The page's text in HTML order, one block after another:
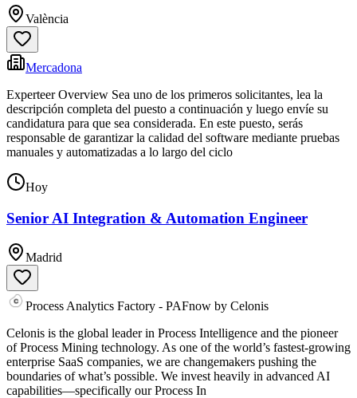
València
Mercadona
Experteer Overview Sea uno de los primeros solicitantes, lea la
descripción completa del puesto a continuación y luego envíe su
candidatura para que sea considerada. En este puesto, serás
responsable de garantizar la calidad del software mediante pruebas
manuales y automatizadas a lo largo del ciclo
Hoy
Senior AI Integration & Automation Engineer
Madrid
Process Analytics Factory - PAFnow by Celonis
Celonis is the global leader in Process Intelligence and the pioneer
of Process Mining technology. As one of the world’s fastest-growing
enterprise SaaS companies, we are changemakers pushing the
boundaries of what’s possible. We invest heavily in advanced AI
capabilities—specifically our Process In